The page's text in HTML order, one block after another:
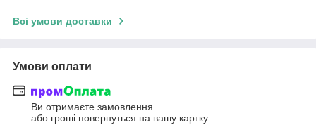
Всі умови доставки
Умови оплати
Ви отримаєте замовлення
або гроші повернуться на вашу картку